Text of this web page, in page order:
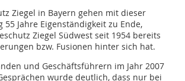
Ziegel in Bayern gehen mit dieser
55 Jahre Eigenständigkeit zu Ende,
Ziegel Südwest seit 1954 bereits
bzw. Fusionen hinter sich hat.
und Geschäftsführern im Jahr 2007
wurde deutlich, dass nur bei